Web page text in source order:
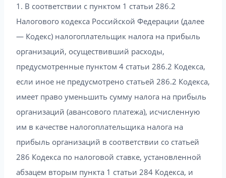
1. В соответствии с пунктом 1 статьи 286.2
Налогового кодекса Российской Федерации (далее
— Кодекс) налогоплательщик налога на прибыль
организаций, осуществивший расходы,
предусмотренные пунктом 4 статьи 286.2 Кодекса,
если иное не предусмотрено статьей 286.2 Кодекса,
имеет право уменьшить сумму налога на прибыль
организаций (авансового платежа), исчисленную
им в качестве налогоплательщика налога на
прибыль организаций в соответствии со статьей
286 Кодекса по налоговой ставке, установленной
абзацем вторым пункта 1 статьи 284 Кодекса, и